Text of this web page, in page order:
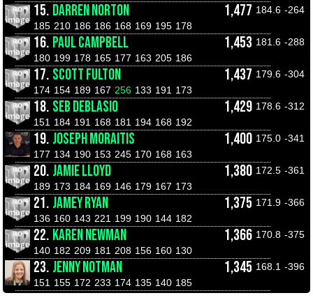
15. DARREN NORTON 1,477 184.6 -264
185 210 186 186 168 169 195 178
16. PAUL CAMPBELL 1,453 181.6 -288
180 199 178 165 177 163 205 186
17. SCOTT FULTON 1,437 179.6 -304
174 154 189 167 256 133 191 173
18. SEB DEBLASIO 1,429 178.6 -312
151 184 191 168 181 194 168 192
19. JOSEPH MORAITIS 1,400 175.0 -341
177 134 190 153 245 170 168 163
20. JAMIE LLOYD 1,380 172.5 -361
189 173 184 169 146 179 167 173
21. JAMEY RYAN 1,375 171.9 -366
136 160 143 221 199 190 144 182
22. KAREN NEWMAN 1,366 170.8 -375
140 182 209 181 208 156 160 130
23. JENNY NOTMAN 1,345 168.1 -396
151 155 172 233 174 135 140 185